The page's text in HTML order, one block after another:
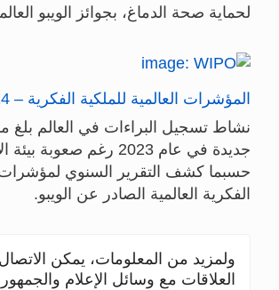
لحماية صحة الدماغ، بجوائز الويبو
المؤشرات العالمية للملكية الفكرية – 2024
نشاط تسجيل البراءات في العالم بلغ
جديدة في عام 2023 رغم
حسبما كشف التقرير السنوي لمؤشرات
الفكرية العالمية الصادر عن الويبو.
ولمزيد من المعلومات، يمكن
العلاقات مع وسائل الإعلام